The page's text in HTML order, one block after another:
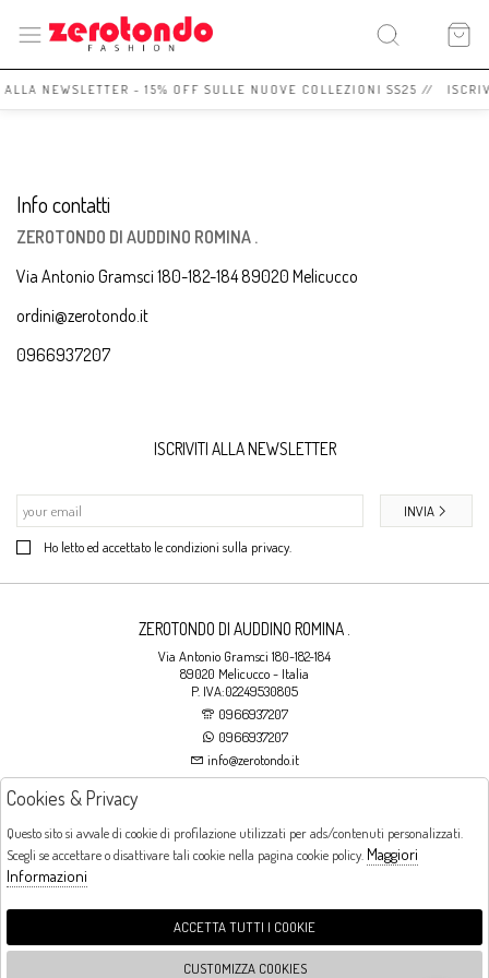
NEWSLETTER - 15% OFF SULLE NUOVE COLLEZIONI SS25 //
Info contatti
ZEROTONDO DI AUDDINO ROMINA .
Via Antonio Gramsci 180-182-184 89020 Melicucco
ordini@zerotondo.it
0966937207
ISCRIVITI ALLA NEWSLETTER
Ho letto ed accettato le condizioni sulla privacy.
INVIA
ZEROTONDO DI AUDDINO ROMINA .
Via Antonio Gramsci 180-182-184
89020 Melicucco - Italia
P. IVA:02249530805
0966937207
0966937207
info@zerotondo.it
Orari di apertura
LUNEDI: CHIUSO LA MATTINA - DALLE 16:00 ALLE 20:00 DAL MARTEDI AL
Cookies & Privacy
Questo sito si avvale di cookie di profilazione utilizzati per ads/contenuti personalizzati.
Scegli se accettare o disattivare tali cookie nella pagina cookie policy. Maggiori
Informazioni
ACCETTA TUTTI I COOKIE
CUSTOMIZZA COOKIES